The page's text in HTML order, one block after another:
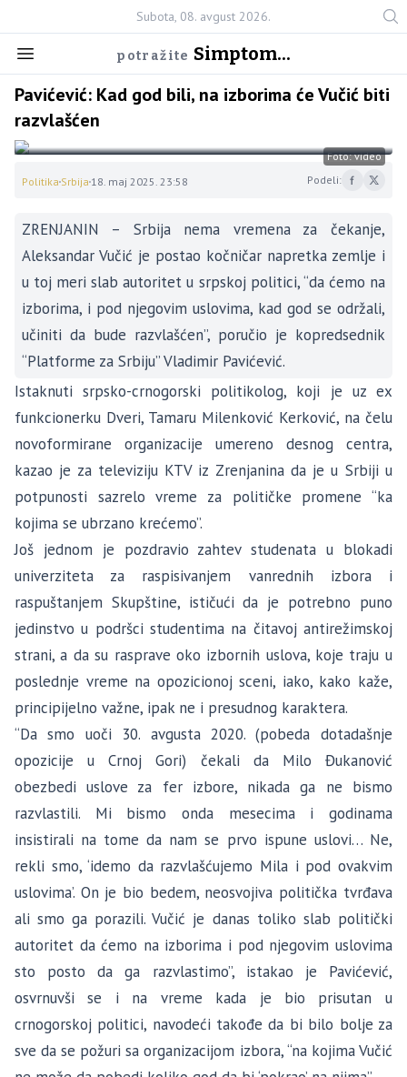
Subota, 08. avgust 2026.
potražite Simptom...
Pavićević: Kad god bili, na izborima će Vučić biti
razvlašćen
Foto: video
Politika Srbija 18. maj 2025. 23:58 Podeli:
ZRENJANIN – Srbija nema vremena za čekanje,
Aleksandar Vučić je postao kočničar napretka zemlje i
u toj meri slab autoritet u srpskoj politici, “da ćemo na
izborima, i pod njegovim uslovima, kad god se održali,
učiniti da bude razvlašćen”, poručio je kopredsednik
“Platforme za Srbiju” Vladimir Pavićević.
Istaknuti srpsko-crnogorski politikolog, koji je uz ex
funkcionerku Dveri, Tamaru Milenković Kerković, na čelu
novoformirane organizacije umereno desnog centra,
kazao je za televiziju KTV iz Zrenjanina da je u Srbiji u
potpunosti sazrelo vreme za političke promene “ka
kojima se ubrzano krećemo”.
Još jednom je pozdravio zahtev studenata u blokadi
univerziteta za raspisivanjem vanrednih izbora i
raspuštanjem Skupštine, ističući da je potrebno puno
jedinstvo u podršci studentima na čitavoj antirežimskoj
strani, a da su rasprave oko izbornih uslova, koje traju u
poslednje vreme na opozicionoj sceni, iako, kako kaže,
principijelno važne, ipak ne i presudnog karaktera.
“Da smo uoči 30. avgusta 2020. (pobeda dotadašnje
opozicije u Crnoj Gori) čekali da Milo Đukanović
obezbedi uslove za fer izbore, nikada ga ne bismo
razvlastili. Mi bismo onda mesecima i godinama
insistirali na tome da nam se prvo ispune uslovi… Ne,
rekli smo, ‘idemo da razvlašćujemo Mila i pod ovakvim
uslovima’. On je bio bedem, neosvojiva politička tvrđava
ali smo ga porazili. Vučić je danas toliko slab politički
autoritet da ćemo na izborima i pod njegovim uslovima
sto posto da ga razvlastimo”, istakao je Pavićević,
osvrnuvši se i na vreme kada je bio prisutan u
crnogorskoj politici, navodeći takođe da bi bilo bolje za
sve da se požuri sa organizacijom izbora, “na kojimaVučić